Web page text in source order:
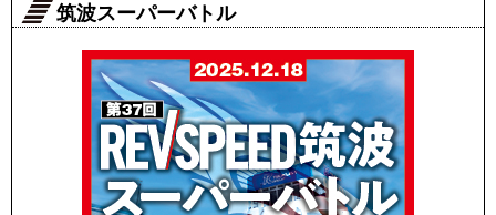
筑波スーパーバトル